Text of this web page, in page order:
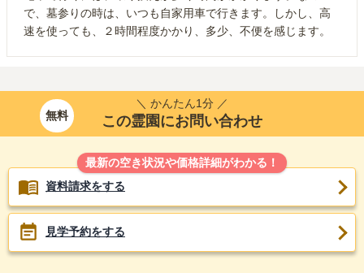
で、墓参りの時は、いつも自家用車で行きます。しかし、高
速を使っても、２時間程度かかり、多少、不便を感じます。
無料
＼ かんたん1分 ／
この霊園にお問い合わせ
最新の空き状況や価格詳細がわかる！
資料請求をする
見学予約をする